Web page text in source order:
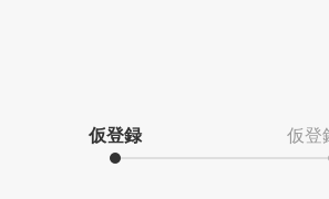
仮登録 仮登